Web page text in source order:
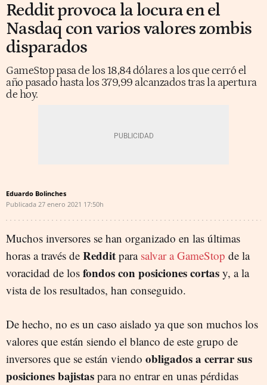
Reddit provoca la locura en el
Nasdaq con varios valores zombis
disparados
GameStop pasa de los 18,84 dólares a los que cerró el
año pasado hasta los 379,99 alcanzados tras la apertura
de hoy.
Eduardo Bolinches
Publicada 27 enero 2021 17:50h
Muchos inversores se han organizado en las últimas
horas a través de Reddit para salvar a GameStop de la
voracidad de los fondos con posiciones cortas y, a la
vista de los resultados, han conseguido.
De hecho, no es un caso aislado ya que son muchos los
valores que están siendo el blanco de este grupo de
inversores que se están viendo obligados a cerrar sus
posiciones bajistas para no entrar en unas pérdidas